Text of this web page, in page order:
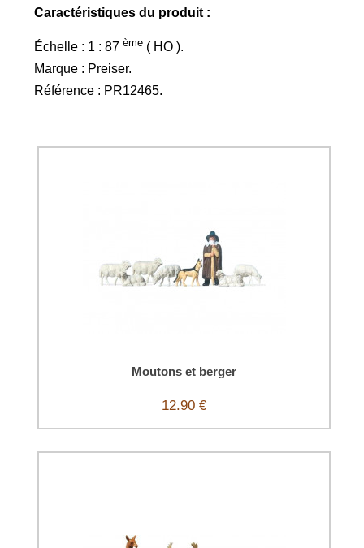
Caractéristiques du produit :
Échelle : 1 : 87ème ( HO ).​
Marque : Preiser.​
Référence : PR12465.
Moutons et berger
12.90 €